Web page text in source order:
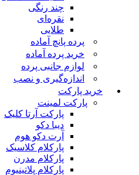
چند رنگی
نقره‌ای
طلایی
پرده پانچ آماده
خرید پرده آماده
لوازم جانبی پرده
اندازه‌گیری و نصب
خرید پارکت
پارکت لمینت
پارکت آرتا کلیک
دیبا دکو
آرت دکو هوم
پارکلام کلاسیک
پارکلام مدرن
پارکلام پلاتینیوم